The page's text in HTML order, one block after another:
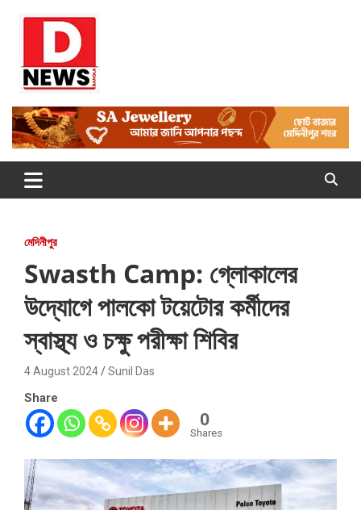
Dnews
#Medinipur24X7News
মেদিনীপুর
Swasth Camp: গ্লোকালের
উদ্যোগে পালকো টয়েটোর কর্মীদের
স্বাস্থ্য ও চক্ষু পরীক্ষা শিবির
4 August 2024 Sunil Das
Share
0
Shares